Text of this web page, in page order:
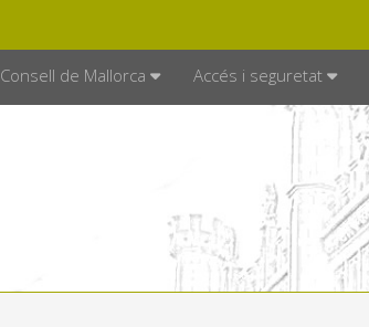
Consell de Mallorca Accés i seguretat